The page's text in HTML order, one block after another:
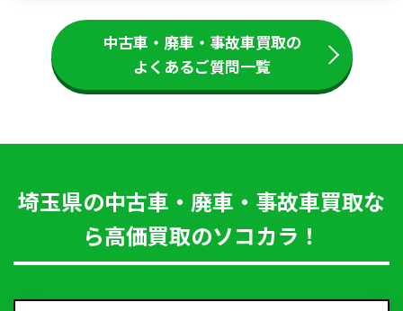
中古車・廃車・事故車買取の
よくあるご質問一覧
埼玉県の中古車・廃車・事故車買取な
ら高価買取のソコカラ！